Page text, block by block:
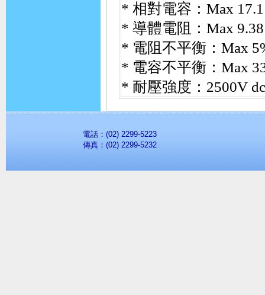
* 相對電容： Max
* 導體電阻： Max
* 電阻不平衡： Max
* 電容不平衡： Max
* 耐壓強度： 2500V
電話：(02) 2299-5223
傳真：(02) 2299-5232